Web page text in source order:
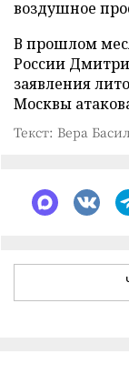
воздушное
В прошлом
России
заявления
Москвы
Текст: Вера